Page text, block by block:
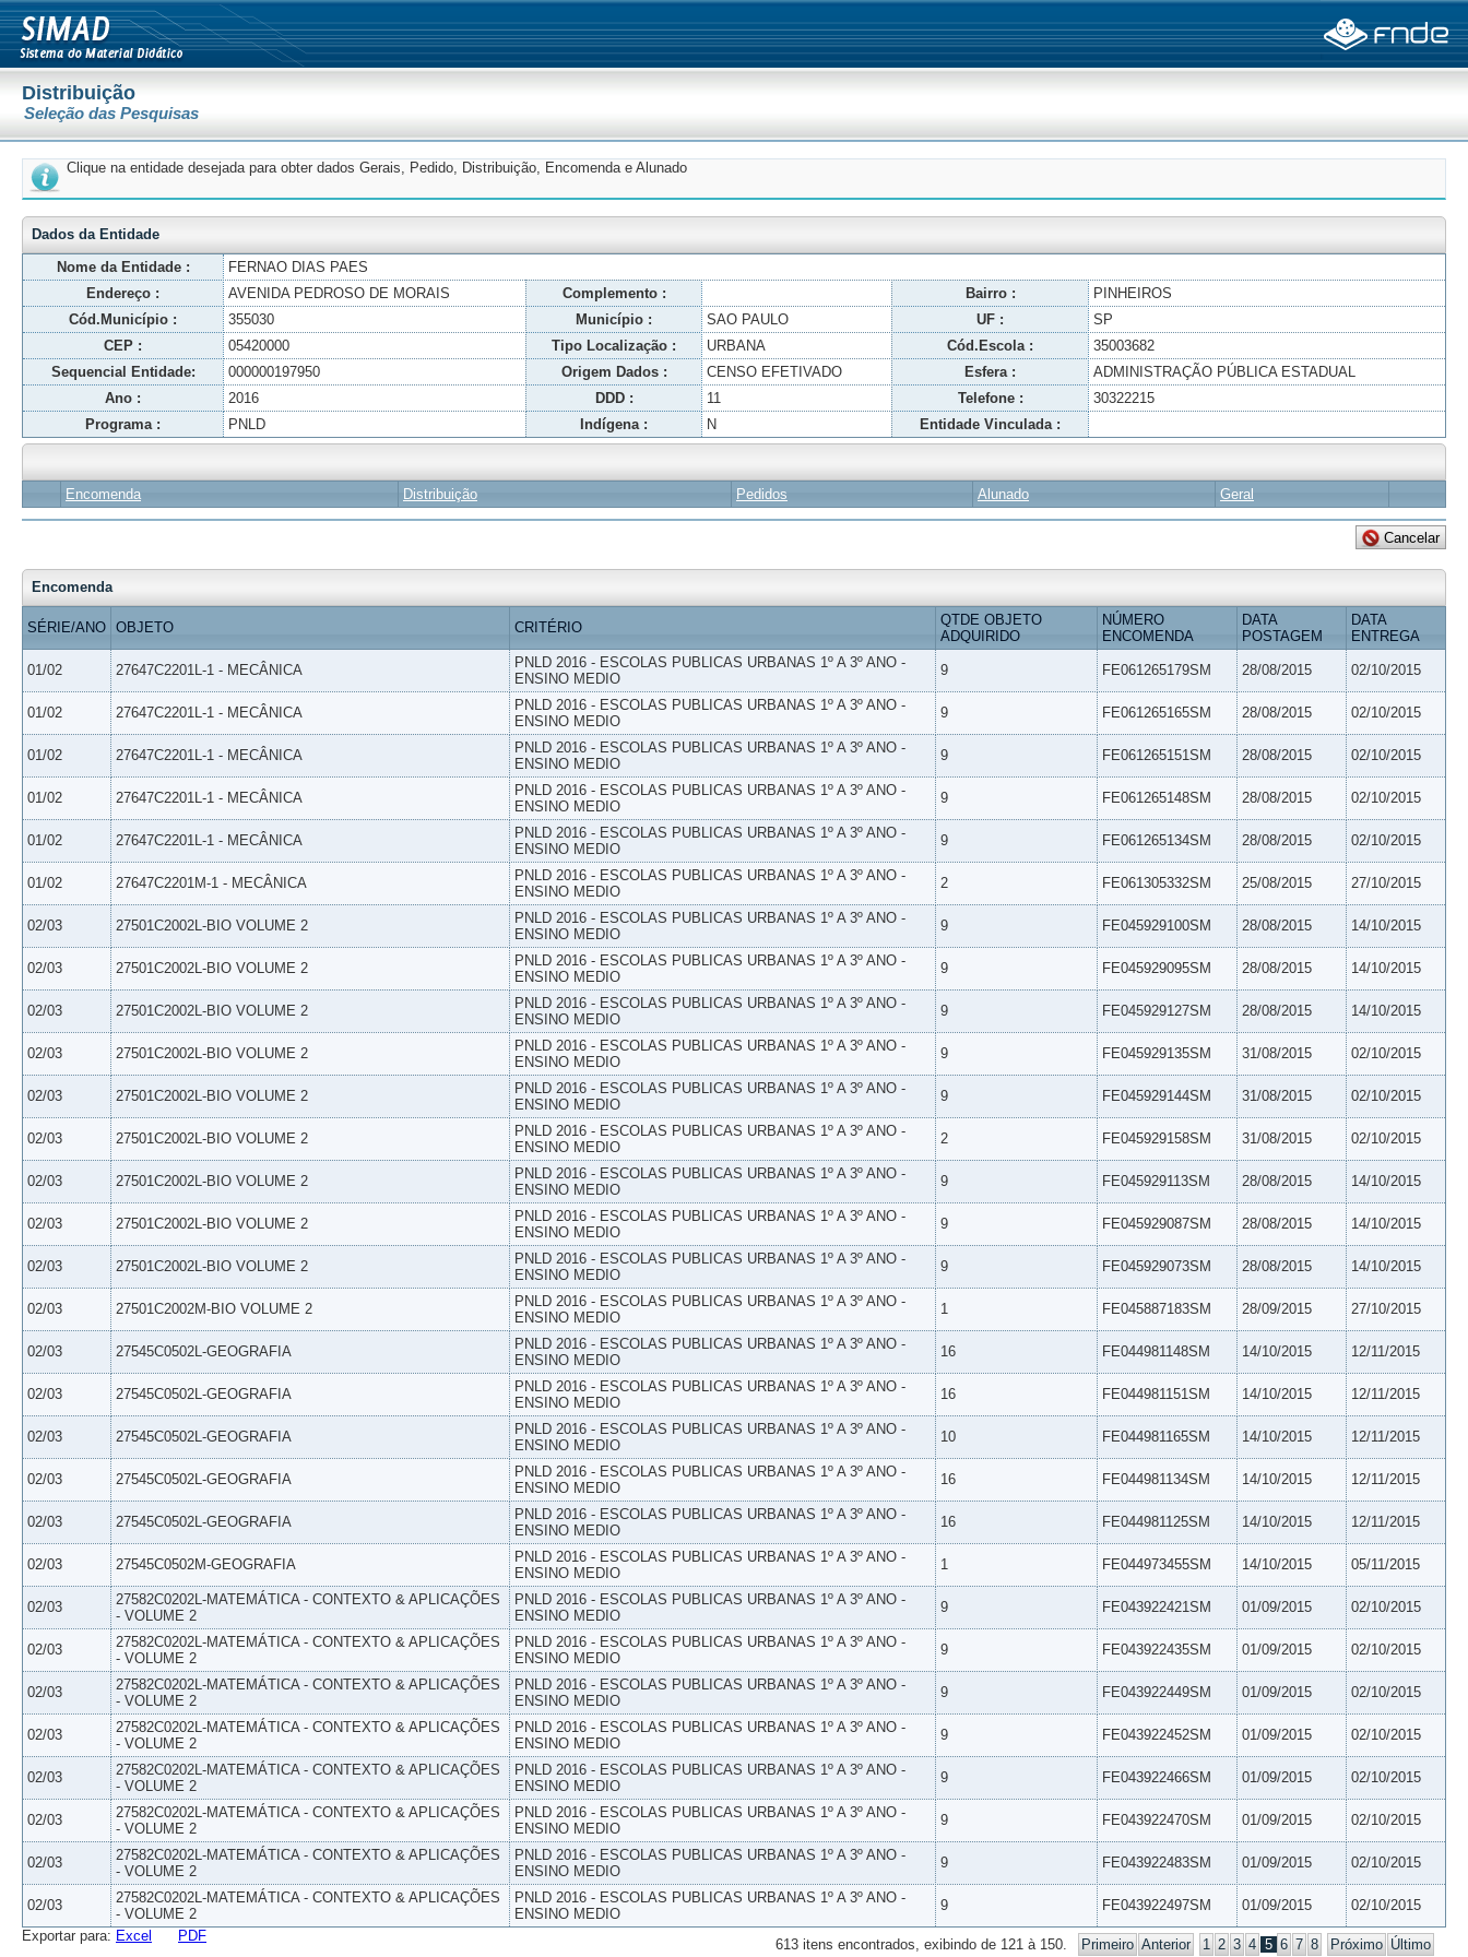
Distribuição
Seleção das Pesquisas
Clique na entidade desejada para obter dados Gerais, Pedido, Distribuição, Encomenda e Alunado
Dados da Entidade
Nome da Entidade :
FERNAO DIAS PAES
Endereço :
AVENIDA PEDROSO DE MORAIS Complemento : Bairro :
PINHEIROS
Cód.Município :
355030 Município : SAO PAULO UF :
SP
CEP :
05420000 Tipo Localização : URBANA Cód.Escola :
35003682
Sequencial Entidade:
000000197950 Origem Dados : CENSO EFETIVADO Esfera :
ADMINISTRAÇÃO PÚBLICA ESTADUAL
Ano :
2016 DDD : 11 Telefone :
30322215
Programa :
PNLD Indígena : N Entidade Vinculada :
Encomenda Distribuição Pedidos Alunado Geral
Encomenda
SÉRIE/ANO OBJETO CRITÉRIO
QTDE OBJETO
ADQUIRIDO
NÚMERO
ENCOMENDA
DATA
POSTAGEM
DATA
ENTREGA
01/02 27647C2201L-1 - MECÂNICA
PNLD 2016 - ESCOLAS PUBLICAS URBANAS 1º A 3º ANO -
ENSINO MEDIO
9 FE061265179SM 28/08/2015 02/10/2015
01/02 27647C2201L-1 - MECÂNICA
PNLD 2016 - ESCOLAS PUBLICAS URBANAS 1º A 3º ANO -
ENSINO MEDIO
9 FE061265165SM 28/08/2015 02/10/2015
01/02 27647C2201L-1 - MECÂNICA
PNLD 2016 - ESCOLAS PUBLICAS URBANAS 1º A 3º ANO -
ENSINO MEDIO
9 FE061265151SM 28/08/2015 02/10/2015
01/02 27647C2201L-1 - MECÂNICA
PNLD 2016 - ESCOLAS PUBLICAS URBANAS 1º A 3º ANO -
ENSINO MEDIO
9 FE061265148SM 28/08/2015 02/10/2015
01/02 27647C2201L-1 - MECÂNICA
PNLD 2016 - ESCOLAS PUBLICAS URBANAS 1º A 3º ANO -
ENSINO MEDIO
9 FE061265134SM 28/08/2015 02/10/2015
01/02 27647C2201M-1 - MECÂNICA
PNLD 2016 - ESCOLAS PUBLICAS URBANAS 1º A 3º ANO -
ENSINO MEDIO
2 FE061305332SM 25/08/2015 27/10/2015
02/03 27501C2002L-BIO VOLUME 2
PNLD 2016 - ESCOLAS PUBLICAS URBANAS 1º A 3º ANO -
ENSINO MEDIO
9 FE045929100SM 28/08/2015 14/10/2015
02/03 27501C2002L-BIO VOLUME 2
PNLD 2016 - ESCOLAS PUBLICAS URBANAS 1º A 3º ANO -
ENSINO MEDIO
9 FE045929095SM 28/08/2015 14/10/2015
02/03 27501C2002L-BIO VOLUME 2
PNLD 2016 - ESCOLAS PUBLICAS URBANAS 1º A 3º ANO -
ENSINO MEDIO
9 FE045929127SM 28/08/2015 14/10/2015
02/03 27501C2002L-BIO VOLUME 2
PNLD 2016 - ESCOLAS PUBLICAS URBANAS 1º A 3º ANO -
ENSINO MEDIO
9 FE045929135SM 31/08/2015 02/10/2015
02/03 27501C2002L-BIO VOLUME 2
PNLD 2016 - ESCOLAS PUBLICAS URBANAS 1º A 3º ANO -
ENSINO MEDIO
9 FE045929144SM 31/08/2015 02/10/2015
02/03 27501C2002L-BIO VOLUME 2
PNLD 2016 - ESCOLAS PUBLICAS URBANAS 1º A 3º ANO -
ENSINO MEDIO
2 FE045929158SM 31/08/2015 02/10/2015
02/03 27501C2002L-BIO VOLUME 2
PNLD 2016 - ESCOLAS PUBLICAS URBANAS 1º A 3º ANO -
ENSINO MEDIO
9 FE045929113SM 28/08/2015 14/10/2015
02/03 27501C2002L-BIO VOLUME 2
PNLD 2016 - ESCOLAS PUBLICAS URBANAS 1º A 3º ANO -
ENSINO MEDIO
9 FE045929087SM 28/08/2015 14/10/2015
02/03 27501C2002L-BIO VOLUME 2
PNLD 2016 - ESCOLAS PUBLICAS URBANAS 1º A 3º ANO -
ENSINO MEDIO
9 FE045929073SM 28/08/2015 14/10/2015
02/03 27501C2002M-BIO VOLUME 2
PNLD 2016 - ESCOLAS PUBLICAS URBANAS 1º A 3º ANO -
ENSINO MEDIO
1 FE045887183SM 28/09/2015 27/10/2015
02/03 27545C0502L-GEOGRAFIA
PNLD 2016 - ESCOLAS PUBLICAS URBANAS 1º A 3º ANO -
ENSINO MEDIO
16 FE044981148SM 14/10/2015 12/11/2015
02/03 27545C0502L-GEOGRAFIA
PNLD 2016 - ESCOLAS PUBLICAS URBANAS 1º A 3º ANO -
ENSINO MEDIO
16 FE044981151SM 14/10/2015 12/11/2015
02/03 27545C0502L-GEOGRAFIA
PNLD 2016 - ESCOLAS PUBLICAS URBANAS 1º A 3º ANO -
ENSINO MEDIO
10 FE044981165SM 14/10/2015 12/11/2015
02/03 27545C0502L-GEOGRAFIA
PNLD 2016 - ESCOLAS PUBLICAS URBANAS 1º A 3º ANO -
ENSINO MEDIO
16 FE044981134SM 14/10/2015 12/11/2015
02/03 27545C0502L-GEOGRAFIA
PNLD 2016 - ESCOLAS PUBLICAS URBANAS 1º A 3º ANO -
ENSINO MEDIO
16 FE044981125SM 14/10/2015 12/11/2015
02/03 27545C0502M-GEOGRAFIA
PNLD 2016 - ESCOLAS PUBLICAS URBANAS 1º A 3º ANO -
ENSINO MEDIO
1 FE044973455SM 14/10/2015 05/11/2015
02/03
27582C0202L-MATEMÁTICA - CONTEXTO & APLICAÇÕES
- VOLUME 2
PNLD 2016 - ESCOLAS PUBLICAS URBANAS 1º A 3º ANO -
ENSINO MEDIO
9 FE043922421SM 01/09/2015 02/10/2015
02/03
27582C0202L-MATEMÁTICA - CONTEXTO & APLICAÇÕES
- VOLUME 2
PNLD 2016 - ESCOLAS PUBLICAS URBANAS 1º A 3º ANO -
ENSINO MEDIO
9 FE043922435SM 01/09/2015 02/10/2015
02/03
27582C0202L-MATEMÁTICA - CONTEXTO & APLICAÇÕES
- VOLUME 2
PNLD 2016 - ESCOLAS PUBLICAS URBANAS 1º A 3º ANO -
ENSINO MEDIO
9 FE043922449SM 01/09/2015 02/10/2015
02/03
27582C0202L-MATEMÁTICA - CONTEXTO & APLICAÇÕES
- VOLUME 2
PNLD 2016 - ESCOLAS PUBLICAS URBANAS 1º A 3º ANO -
ENSINO MEDIO
9 FE043922452SM 01/09/2015 02/10/2015
02/03
27582C0202L-MATEMÁTICA - CONTEXTO & APLICAÇÕES
- VOLUME 2
PNLD 2016 - ESCOLAS PUBLICAS URBANAS 1º A 3º ANO -
ENSINO MEDIO
9 FE043922466SM 01/09/2015 02/10/2015
02/03
27582C0202L-MATEMÁTICA - CONTEXTO & APLICAÇÕES
- VOLUME 2
PNLD 2016 - ESCOLAS PUBLICAS URBANAS 1º A 3º ANO -
ENSINO MEDIO
9 FE043922470SM 01/09/2015 02/10/2015
02/03
27582C0202L-MATEMÁTICA - CONTEXTO & APLICAÇÕES
- VOLUME 2
PNLD 2016 - ESCOLAS PUBLICAS URBANAS 1º A 3º ANO -
ENSINO MEDIO
9 FE043922483SM 01/09/2015 02/10/2015
02/03
27582C0202L-MATEMÁTICA - CONTEXTO & APLICAÇÕES
- VOLUME 2
PNLD 2016 - ESCOLAS PUBLICAS URBANAS 1º A 3º ANO -
ENSINO MEDIO
9 FE043922497SM 01/09/2015 02/10/2015
613 itens encontrados, exibindo de 121 à 150. Primeiro Anterior 1 2 3 4 5 6 7 8 Próximo Último
Exportar para: Excel PDF